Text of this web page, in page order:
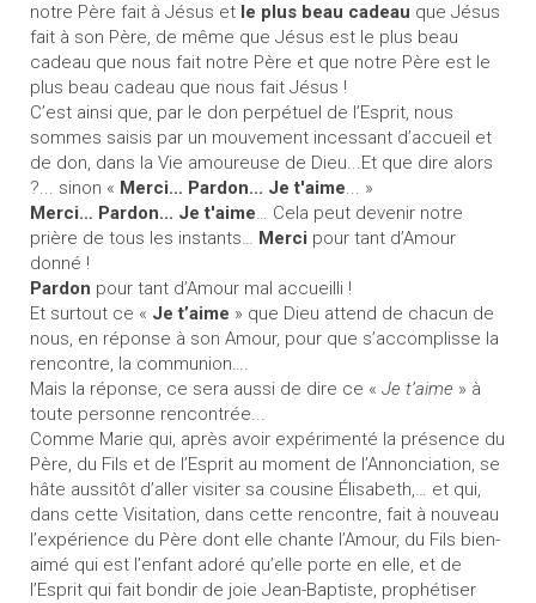
notre Père fait à Jésus et le plus beau cadeau que Jésus
fait à son Père, de même que Jésus est le plus beau
cadeau que nous fait notre Père et que notre Père est le
plus beau cadeau que nous fait Jésus !
C’est ainsi que, par le don perpétuel de l’Esprit, nous
sommes saisis par un mouvement incessant d’accueil et
de don, dans la Vie amoureuse de Dieu...Et que dire alors
?... sinon « Merci… Pardon... Je t'aime... »
Merci… Pardon... Je t'aime… Cela peut devenir notre
prière de tous les instants… Merci pour tant d’Amour
donné !
Pardon pour tant d’Amour mal accueilli !
Et surtout ce « Je t’aime » que Dieu attend de chacun de
nous, en réponse à son Amour, pour que s’accomplisse la
rencontre, la communion….
Mais la réponse, ce sera aussi de dire ce « Je t’aime » à
toute personne rencontrée...
Comme Marie qui, après avoir expérimenté la présence du
Père, du Fils et de l’Esprit au moment de l’Annonciation, se
hâte aussitôt d’aller visiter sa cousine Élisabeth,… et qui,
dans cette Visitation, dans cette rencontre, fait à nouveau
l’expérience du Père dont elle chante l’Amour, du Fils bien-
aimé qui est l’enfant adoré qu’elle porte en elle, et de
l’Esprit qui fait bondir de joie Jean-Baptiste, prophétiser